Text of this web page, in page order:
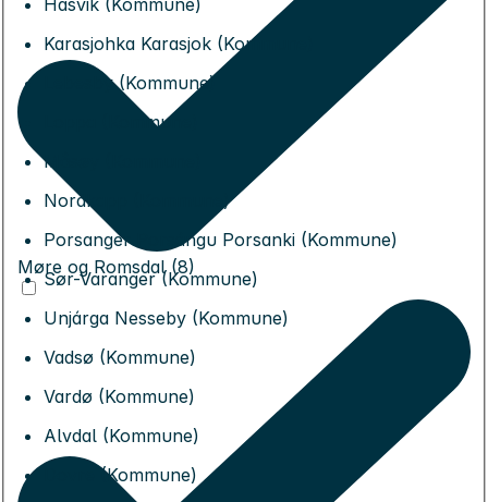
Hasvik (Kommune)
Karasjohka Karasjok (Kommune)
Lebesby (Kommune)
Loppa (Kommune)
Måsøy (Kommune)
Nordkapp (Kommune)
Porsanger Porsángu Porsanki (Kommune)
Sør-Varanger (Kommune)
Unjárga Nesseby (Kommune)
Vadsø (Kommune)
Vardø (Kommune)
Alvdal (Kommune)
Dovre (Kommune)
Møre og Romsdal (8)